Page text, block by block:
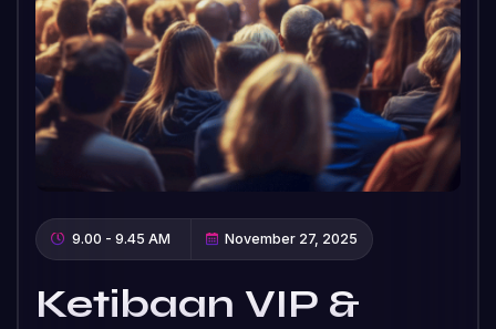
9.00 - 9.45 AM November 27, 2025
Ketibaan VIP &